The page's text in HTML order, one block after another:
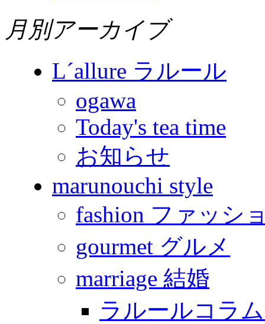
月別アーカイブ
L´allure ラルール
ogawa
Today's tea time
お知らせ
marunouchi style
fashion ファッシ
gourmet グルメ
marriage 結婚
ラルールコラ